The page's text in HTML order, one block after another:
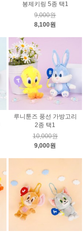
봉제키링 5종 택1
9,000원
8,100원
루니툰즈 풍선 가방고리
2종 택1
10,000원
9,000원